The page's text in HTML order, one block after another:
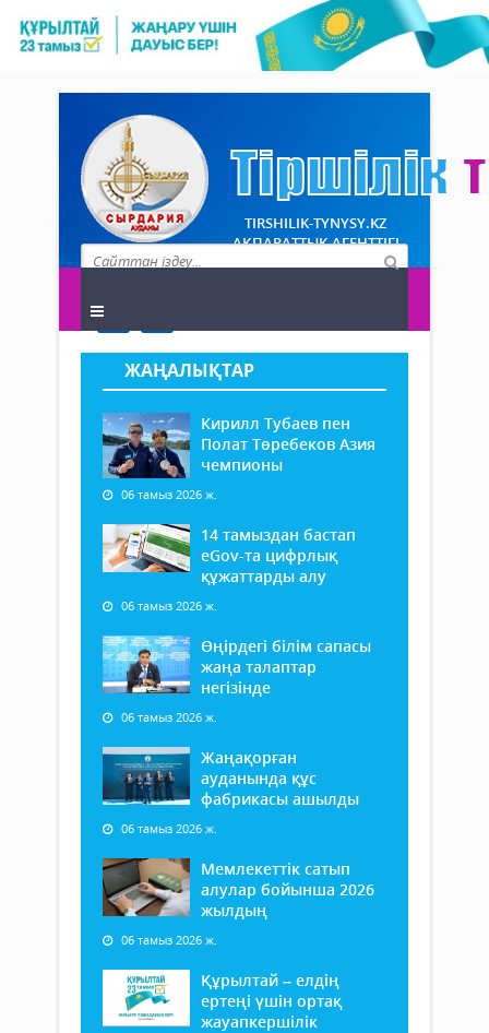
TIRSHILIK-TYNYSY.KZ
АҚПАРАТТЫҚ АГЕНТТІГІ
ЖАҢАЛЫҚТАР
Кирилл Тубаев пен
Полат Төребеков Азия
чемпионы
06 тамыз 2026 ж.
14 тамыздан бастап
еGov-та цифрлық
құжаттарды алу
06 тамыз 2026 ж.
Өңірдегі білім сапасы
жаңа талаптар
негізінде
06 тамыз 2026 ж.
Жаңақорған
ауданында құс
фабрикасы ашылды
06 тамыз 2026 ж.
Мемлекеттік сатып
алулар бойынша 2026
жылдың
06 тамыз 2026 ж.
Құрылтай – елдің
ертеңі үшін ортақ
жауапкершілік